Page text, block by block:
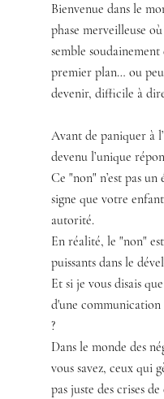
Bienvenue dans le
phase merveilleuse
semble
premier plan… ou
devenir, difficile à
Avant de paniquer à
devenu l’unique
Ce "non" n’est pas
signe que votre
autorité.
En réalité, le "non"
puissants dans le
Et si je vous disais
d'une
?
Dans le monde des
vous savez, ceux qui
pas juste des crises